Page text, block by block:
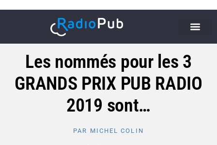
Les nommés pour les 3
GRANDS PRIX PUB RADIO
2019 sont…
PAR MICHEL COLIN